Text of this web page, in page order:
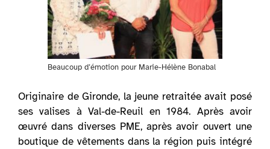
Beaucoup d’émotion pour Marie-Hélène Bonabal
Originaire de Gironde, la jeune retraitée avait posé
ses valises à Val-de-Reuil en 1984. Après avoir
œuvré dans diverses PME, après avoir ouvert une
boutique de vêtements dans la région puis intégré